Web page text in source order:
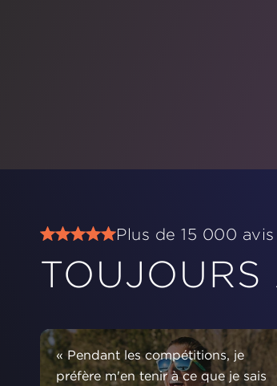
Plus de 15 000
« Pendant les compétitions, je
préfère m'en tenir à ce que je sais